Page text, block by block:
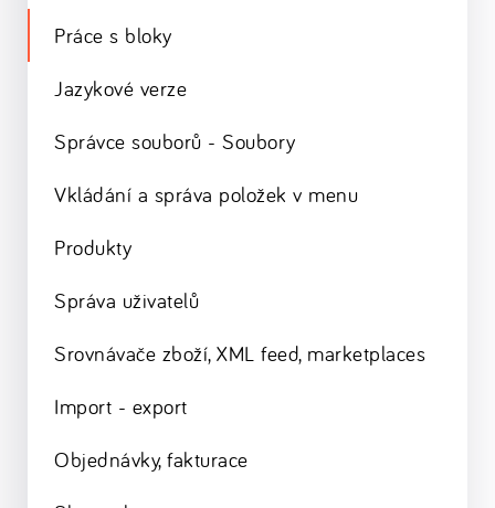
Práce s bloky
Jazykové verze
Správce souborů - Soubory
Vkládání a správa položek v menu
Produkty
Správa uživatelů
Srovnávače zboží, XML feed, marketplaces
Import - export
Objednávky, fakturace